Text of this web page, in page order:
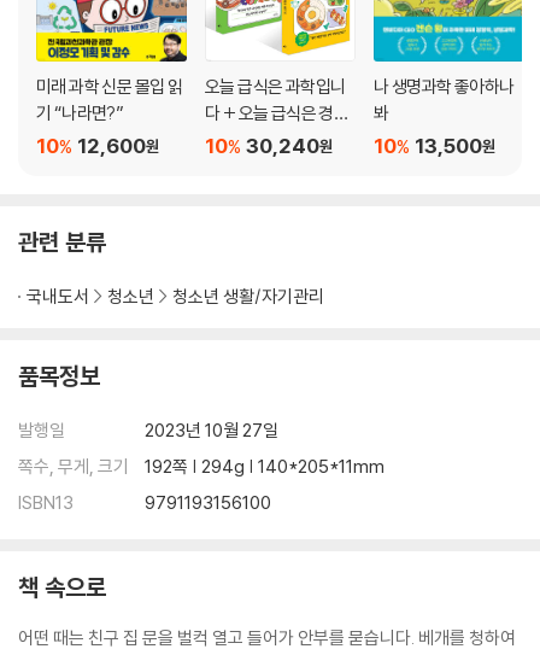
미래 과학 신문 몰입 읽
기 “나라면?”
12,600원
10%
오늘 급식은 과학입니
다 + 오늘 급식은 경제
입니다 세트30,240원
10%
나 생명과학 좋아하나
봐
13,500원
10%
관련 분류
국내도서 청소년 청소년 생활/자기관리
품목정보
발행일
2023년 10월 27일
쪽수, 무게, 크기
192쪽 | 294g | 140*205*11mm
ISBN13
9791193156100
책 속으로
어떤 때는 친구 집 문을 벌컥 열고 들어가 안부를 묻습니다. 베개를 청하여